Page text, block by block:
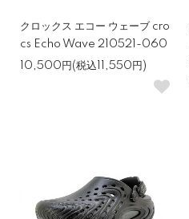
クロックス エコー ウェーブ cro
cs Echo Wave 210521-060
10,500円(税込11,550円)